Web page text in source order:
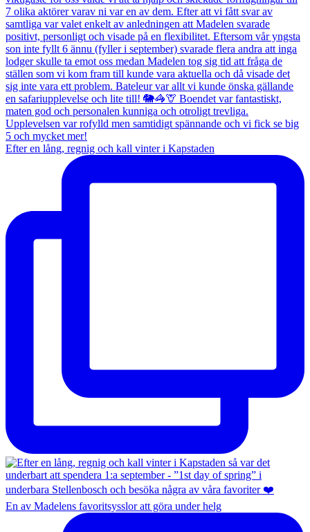
Efter en lång, regnig och kall vinter i Kapstaden
En av Madelens favoritsysslor att göra under helg